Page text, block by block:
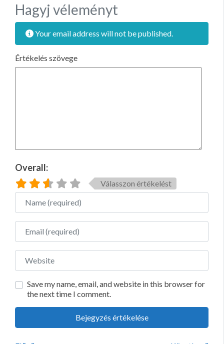
Hagyj véleményt
Your email address will not be published.
Értékelés szövege
Overall:
Válasszon értékelést
Name
Email
Website
Save my name, email, and website in this browser for
the next time I comment.